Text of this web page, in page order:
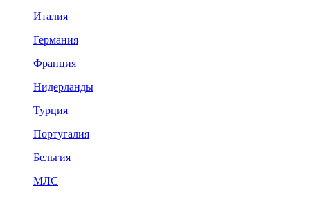
Италия
Германия
Франция
Нидерланды
Турция
Португалия
Бельгия
МЛС